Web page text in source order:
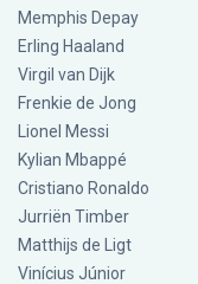
Memphis Depay
Erling Haaland
Virgil van Dijk
Frenkie de Jong
Lionel Messi
Kylian Mbappé
Cristiano Ronaldo
Jurriën Timber
Matthijs de Ligt
Vinícius Júnior